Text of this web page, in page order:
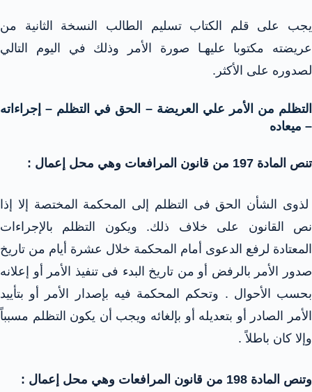
يجب على قلم الكتاب تسليم الطالب النسخة الثانية من
عريضته مكتوبا عليهـا صورة الأمر وذلك في اليوم التالي
لصدوره على الأكثر.
التظلم من الأمر علي العريضة – الحق في التظلم – إجراءاته
– ميعاده
تنص المادة 197 من قانون المرافعات وهي محل إعمال :
لذوى الشأن الحق فى التظلم إلى المحكمة المختصة إلا إذا
نص القانون على خلاف ذلك. ويكون التظلم بالإجراءات
المعتادة لرفع الدعوى أمام المحكمة خلال عشرة أيام من تاريخ
صدور الأمر بالرفض أو من تاريخ البدء فى تنفيذ الأمر أو إعلانه
بحسب الأحوال . وتحكم المحكمة فيه بإصدار الأمر أو بتأييد
الأمر الصادر أو بتعديله أو بإلغائه ويجب أن يكون التظلم مسبباً
وإلا كان باطلاً .
وتنص المادة 198 من قانون المرافعات وهي محل إعمال :